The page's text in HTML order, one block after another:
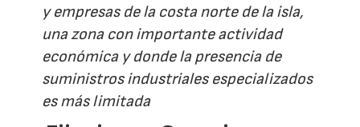
y empresas de la costa norte de la isla,
una zona con importante actividad
económica y donde la presencia de
suministros industriales especializados
es más limitada